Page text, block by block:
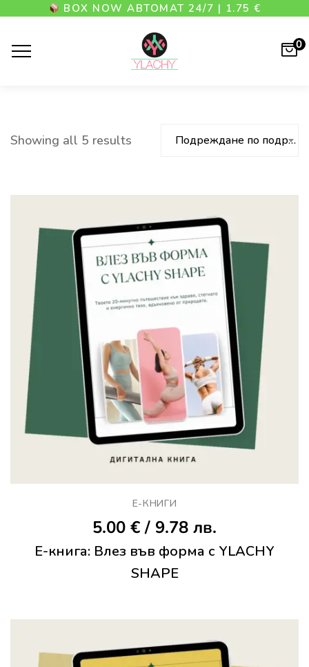
BOX NOW АВТОМАТ 24/7 | 1.75 €
0
Showing all 5 results Подреждане по подразбиране
Е-КНИГИ
5.00 €/ 9.78 лв.
E-книга: Влез във форма с YLACHY
SHAPE